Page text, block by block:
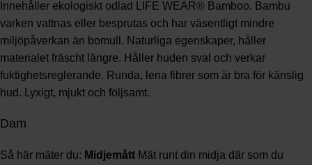
Innehåller ekologiskt odlad LIFE WEAR® Bamboo. Bambu
varken vattnas eller besprutas och har väsentligt mindre
miljöpåverkan än bomull. Naturliga egenskaper, håller
materialet fräscht längre. Håller huden sval och verkar
fuktighetsreglerande. Runda, lena fibrer som är bra för känslig
hud. Lyxigt, mjukt och följsamt.
Dam
Så här mäter du: Midjemått Mät runt din midja där som du